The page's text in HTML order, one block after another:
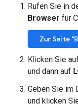
Rufen Sie in
Browser für
Zur Seite
Klicken Sie
und dann auf
Geben Sie im
und klicken